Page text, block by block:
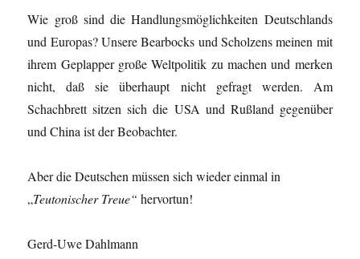
Wie groß sind die Handlungsmöglichkeiten Deutschlands
und Europas? Unsere Bearbocks und Scholzens meinen mit
ihrem Geplapper große Weltpolitik zu machen und merken
nicht, daß sie überhaupt nicht gefragt werden. Am
Schachbrett sitzen sich die USA und Rußland gegenüber
und China ist der Beobachter.
Aber die Deutschen müssen sich wieder einmal in
„Teutonischer Treue“ hervortun!
Gerd-Uwe Dahlmann